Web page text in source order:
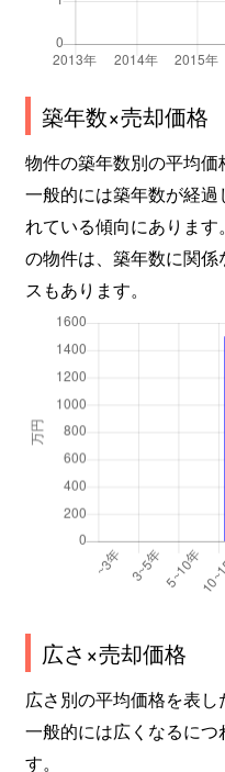
築年数×売却価格
物件の築年数別の平均価
一般的には築年数が経
れている傾向にありま
の物件は、築年数に関
スもあります。
広さ×売却価格
広さ別の平均価格を表し
一般的には広くなるに
す。